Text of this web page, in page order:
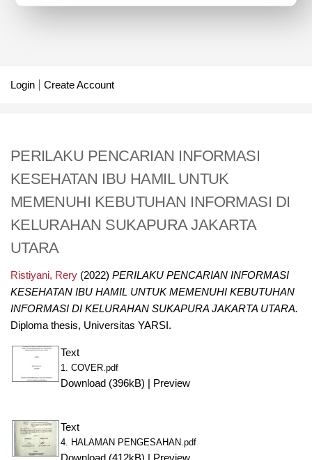
Login Create Account
PERILAKU PENCARIAN INFORMASI
KESEHATAN IBU HAMIL UNTUK
MEMENUHI KEBUTUHAN INFORMASI DI
KELURAHAN SUKAPURA JAKARTA
UTARA
Ristiyani, Rery(2022) PERILAKU PENCARIAN INFORMASI
KESEHATAN IBU HAMIL UNTUK MEMENUHI KEBUTUHAN
INFORMASI DI KELURAHAN SUKAPURA JAKARTA UTARA.
Diploma thesis, Universitas YARSI.
Text
1. COVER.pdf
Download (396kB) Preview
Text
4. HALAMAN PENGESAHAN.pdf
Download (412kB) Preview